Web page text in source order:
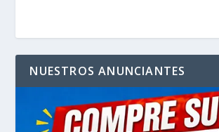
NUESTROS ANUNCIANTES